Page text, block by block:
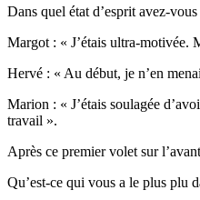
Dans quel état d’esprit avez-
Margot : « J’étais ultra-motivée.
Hervé : « Au début, je n’en
Marion : « J’étais soulagée
travail ».
Après ce premier volet sur
Qu’est-ce qui vous a le plus plu